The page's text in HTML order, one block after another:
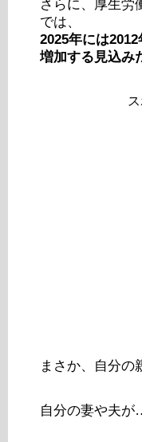
さらに、厚生労
では、
2025年には
増加する見込み
まさか、自分の
自分の妻や夫